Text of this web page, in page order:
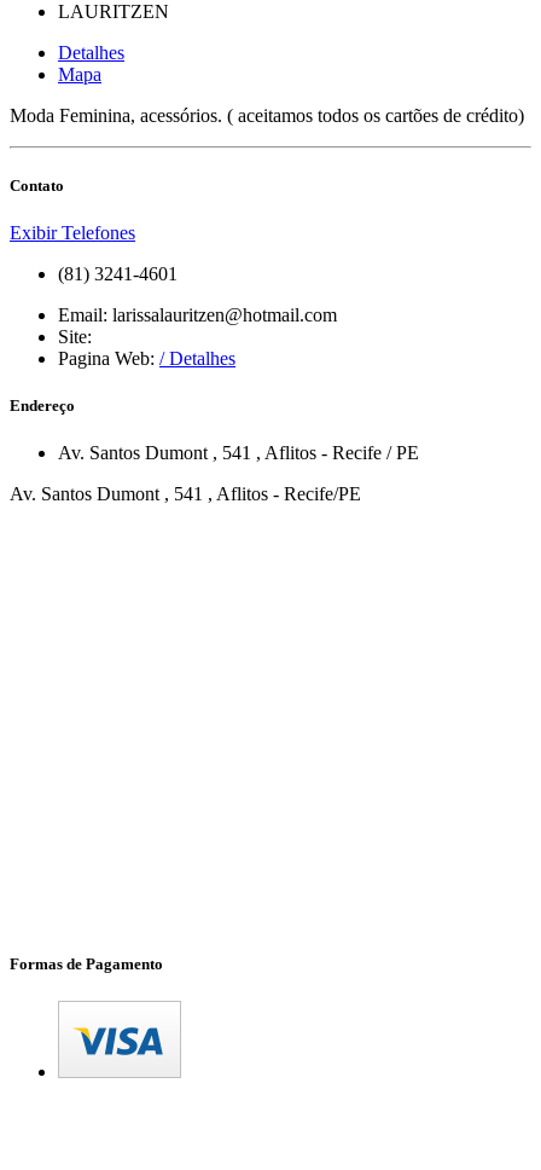
LAURITZEN
Detalhes
Mapa
Moda Feminina, acessórios. ( aceitamos todos os cartões de crédito)
Contato
Exibir Telefones
(81) 3241-4601
Email: larissalauritzen@hotmail.com
Site:
Pagina Web: / Detalhes
Endereço
Av. Santos Dumont , 541 , Aflitos - Recife /PE
Av. Santos Dumont , 541 , Aflitos - Recife/PE
Formas de Pagamento